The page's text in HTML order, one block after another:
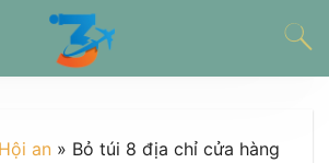
Hội an » Bỏ túi 8 địa chỉ cửa hàng